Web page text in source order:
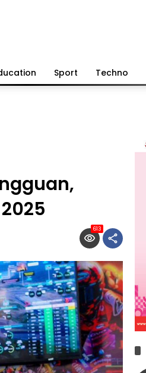
Sport Techno
613